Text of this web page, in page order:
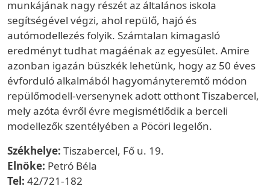
munkájának nagy részét az általános iskola
segítségével végzi, ahol repülő, hajó és
autómodellezés folyik. Számtalan kimagasló
eredményt tudhat magáénak az egyesület. Amire
azonban igazán büszkék lehetünk, hogy az 50 éves
évforduló alkalmából hagyományteremtő módon
repülőmodell-versenynek adott otthont Tiszabercel,
mely azóta évről évre megismétlődik a berceli
modellezők szentélyében a Pöcöri legelőn.
Székhelye: Tiszabercel, Fő u. 19.
Elnöke: Petró Béla
Tel: 42/721-182